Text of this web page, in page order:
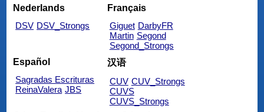
Nederlands
DSV DSV_Strongs
Français
Giguet DarbyFR
Martin Segond
Segond_Strongs
Español
Sagradas Escrituras
ReinaValera JBS
汉语
CUV CUV_Strongs
CUVS
CUVS_Strongs